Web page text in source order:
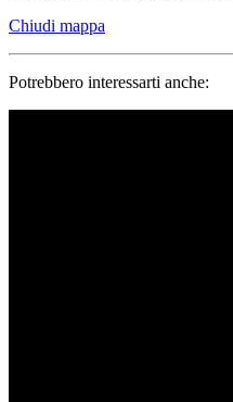
Chiudi mappa
Potrebbero interessarti anche: